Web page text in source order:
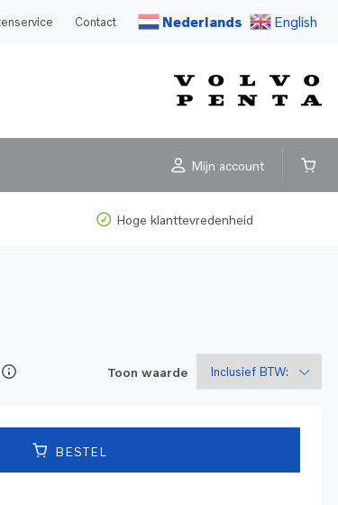
Contact Nederlands English
Mijn account
Hoge klanttevredenheid
Toon waarde
BESTEL